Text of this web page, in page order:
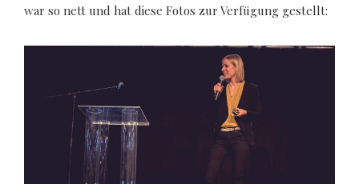
war so nett und hat diese Fotos zur Verfügung gestellt: